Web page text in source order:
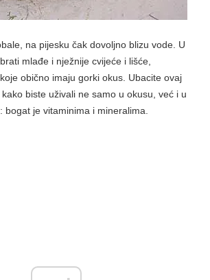
na pijesku čak dovoljno blizu vode. U
mlađe i nježnije cvijeće i lišće,
obično imaju gorki okus. Ubacite ovaj
biste uživali ne samo u okusu, već i u
bogat je vitaminima i mineralima.